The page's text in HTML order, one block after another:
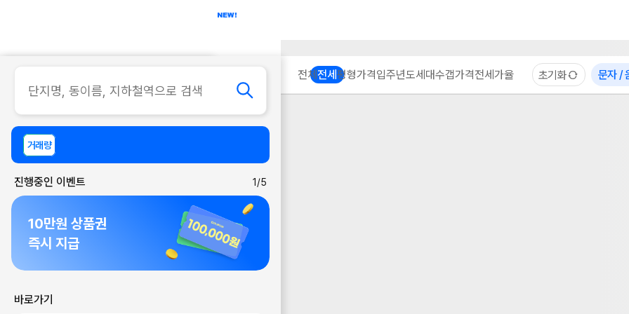
사무실
거래량
진행중인 이벤트 1/5
10만원 상품권
즉시 지급
바로가기
전체전세 평형가격입주년도세대수갭가격전세가율 초기화 문자 /